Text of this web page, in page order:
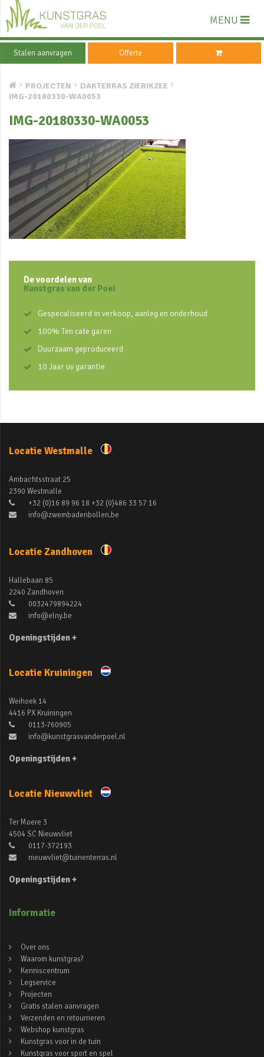
MENU
Stalen aanvragen Offerte
PROJECTEN
DAKTERRAS ZIERIKZEE
IMG-20180330-WA0053
IMG-20180330-WA0053
De voordelen van
Kunstgras van der Poel
Gespecaliseerd in verkoop, aanleg en onderhoud
100% Ten cate garen
Duurzaam geproduceerd
10 Jaar uv garantie
Locatie Westmalle
Ambachtsstraat 25
2390 Westmalle
+32 (0)16 89 96 18 +32 (0)486 33 57 16
info@zwembadenbollen.be
Locatie Zandhoven
Hallebaan 85
2240 Zandhoven
0032479894224
info@elny.be
Openingstijden +
Locatie Kruiningen
Weihoek 14
4416 PX Kruiningen
0113-760905
info@kunstgrasvanderpoel.nl
Openingstijden +
Locatie Nieuwvliet
Ter Moere 3
4504 SC Nieuwvliet
0117-372193
nieuwvliet@tuinenterras.nl
Openingstijden +
Informatie
Over ons
Waarom kunstgras?
Kenniscentrum
Legservice
Projecten
Gratis stalen aanvragen
Verzenden en retourneren
Webshop kunstgras
Kunstgras voor in de tuin
Kunstgras voor sport en spel